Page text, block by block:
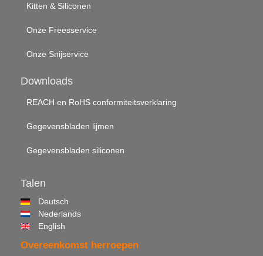
Kitten & Siliconen
Onze Freesservice
Onze Snijservice
Downloads
REACH en RoHS conformiteitsverklaring
Gegevensbladen lijmen
Gegevensbladen siliconen
Talen
Deutsch
Nederlands
English
Overeenkomst herroepen